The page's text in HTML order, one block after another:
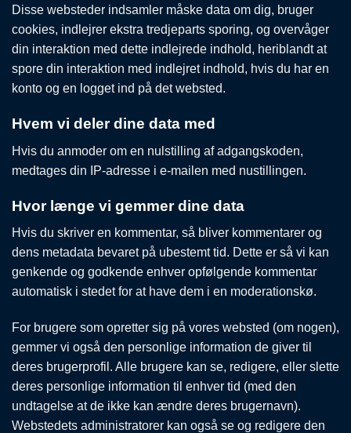
Disse websteder indsamler måske data om dig, bruger
cookies, indlejrer ekstra tredjeparts sporing, og overvåger
din interaktion med dette indlejrede indhold, heriblandt at
spore din interaktion med indlejret indhold, hvis du har en
konto og en logget ind på det websted.
Hvem vi deler dine data med
Hvis du anmoder om en nulstilling af adgangskoden,
medtages din IP-adresse i e-mailen med nustillingen.
Hvor længe vi gemmer dine data
Hvis du skriver en kommentar, så bliver kommentarer og
dens metadata bevaret på ubestemt tid. Dette er så vi kan
genkende og godkende enhver opfølgende kommentar
automatisk i stedet for at have dem i en moderationskø.
For brugere som opretter sig på vores websted (om nogen),
gemmer vi også den personlige information de giver til
deres brugerprofil. Alle brugere kan se, redigere, eller slette
deres personlige information til enhver tid (med den
undtagelse at de ikke kan ændre deres brugernavn).
Webstedets administratorer kan også se og redigere den